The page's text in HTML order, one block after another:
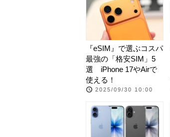
『eSIM』で選ぶコスパ
最強の「格安SIM」5
選 iPhone 17やAirで
使える！
2025/09/30 10:00